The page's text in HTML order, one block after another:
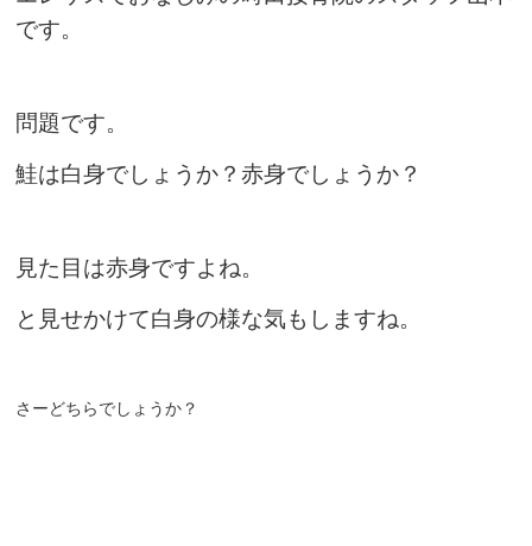
です。
問題です。
鮭は白身でしょうか？赤身でしょうか？
見た目は赤身ですよね。
と見せかけて白身の様な気もしますね。
さーどちらでしょうか？